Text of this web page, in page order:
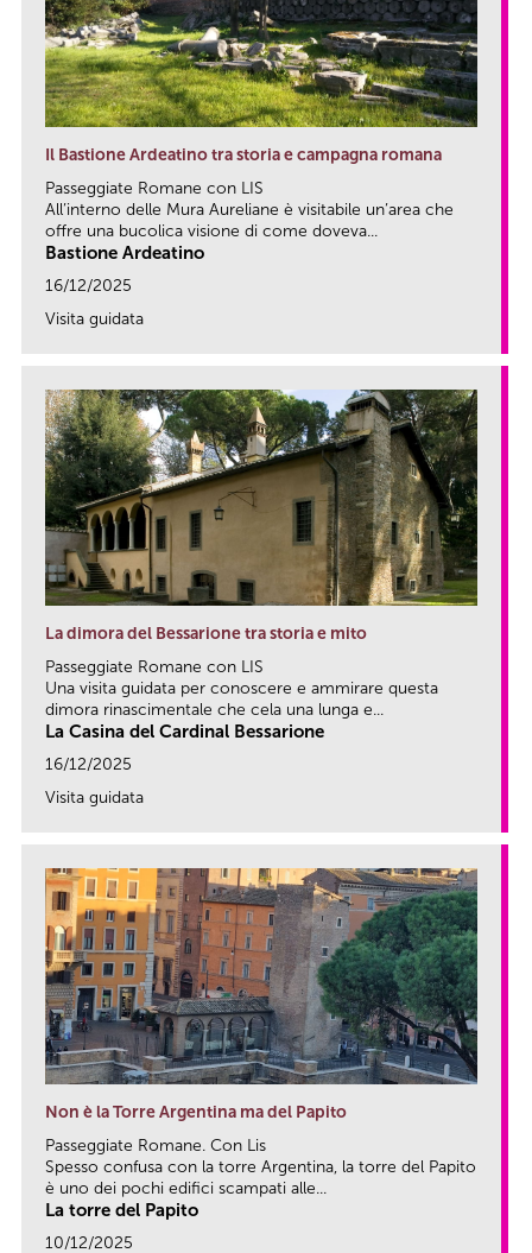
Il Bastione Ardeatino tra storia e campagna romana
Passeggiate Romane con LIS
All’interno delle Mura Aureliane è visitabile un’area che
offre una bucolica visione di come doveva...
Bastione Ardeatino
16/12/2025
Visita guidata
La dimora del Bessarione tra storia e mito
Passeggiate Romane con LIS
Una visita guidata per conoscere e ammirare questa
dimora rinascimentale che cela una lunga e...
La Casina del Cardinal Bessarione
16/12/2025
Visita guidata
Non è la Torre Argentina ma del Papito
Passeggiate Romane. Con Lis
Spesso confusa con la torre Argentina, la torre del Papito
è uno dei pochi edifici scampati alle...
La torre del Papito
10/12/2025